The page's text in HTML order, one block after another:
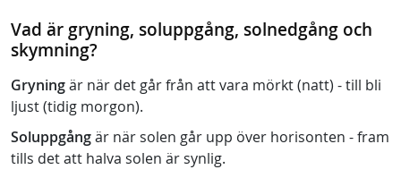
Vad är gryning, soluppgång, solnedgång och
skymning?
Gryningär när det går från att vara mörkt (natt) - till bli
ljust (tidig morgon).
Soluppgångär när solen går upp över horisonten - fram
tills det att halva solen är synlig.